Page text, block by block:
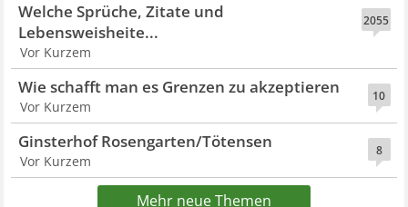
2055
Welche Sprüche, Zitate und
Lebensweisheite...
Vor Kurzem
10
Wie schafft man es Grenzen zu akzeptieren
Vor Kurzem
8
Ginsterhof Rosengarten/Tötensen
Vor Kurzem
Mehr neue Themen